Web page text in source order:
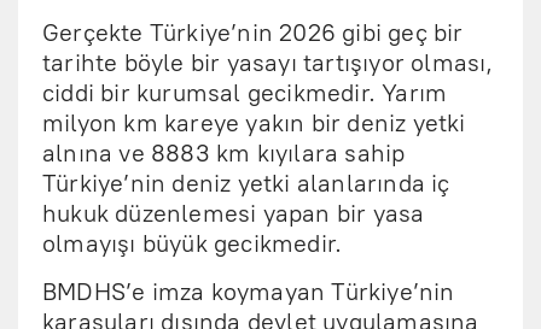
Gerçekte Türkiye’nin 2026 gibi geç bir
tarihte böyle bir yasayı tartışıyor olması,
ciddi bir kurumsal gecikmedir. Yarım
milyon km kareye yakın bir deniz yetki
alnına ve 8883 km kıyılara sahip
Türkiye’nin deniz yetki alanlarında iç
hukuk düzenlemesi yapan bir yasa
olmayışı büyük gecikmedir.
BMDHS’e imza koymayan Türkiye’nin
karasuları dışında devlet uygulamasına